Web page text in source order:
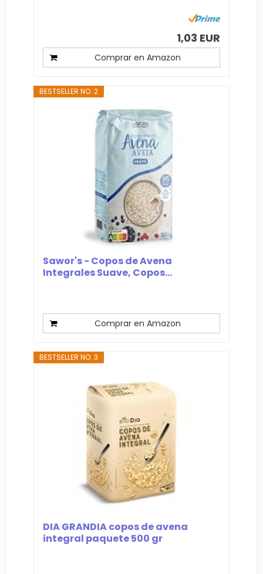
1,03 EUR
Comprar en Amazon
BESTSELLER NO. 2
Sawor's - Copos de Avena
Integrales Suave, Copos...
Comprar en Amazon
BESTSELLER NO. 3
DIA GRANDIA copos de avena
integral paquete 500 gr